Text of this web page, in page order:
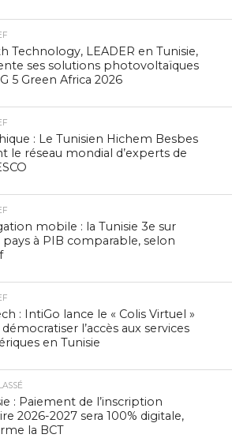
Technology, LEADER en Tunisie,
ses solutions photovoltaïques
5 Green Africa 2026
: Le Tunisien Hichem Besbes
le réseau mondial d’experts de
mobile : la Tunisie 3e sur
à PIB comparable, selon
: IntiGo lance le « Colis Virtuel »
l’accès aux services
en Tunisie
: Paiement de l’inscription
2026-2027 sera 100% digitale,
la BCT